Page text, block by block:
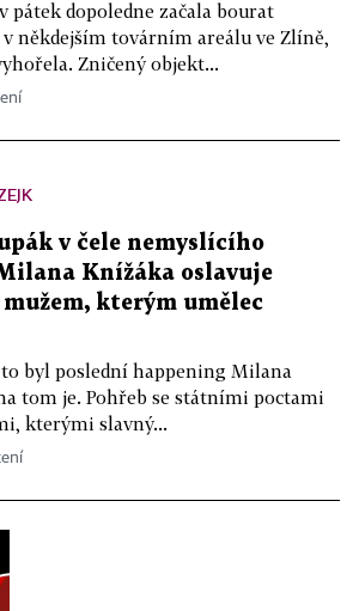
dopoledne začala bourat
v někdejším továrním areálu ve Zlíně,
Zničený objekt...
v čele nemyslícího
Knížáka oslavuje
kterým umělec
byl poslední happening Milana
tom je. Pohřeb se státními poctami
kterými slavný...